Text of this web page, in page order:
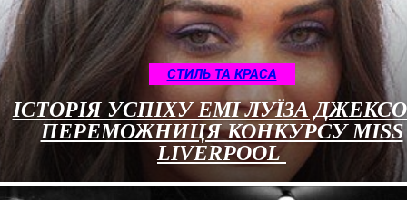
СТИЛЬ ТА КРАСА
ІСТОРІЯ УСПІХУ ЕМІ ЛУЇЗА
ПЕРЕМОЖНИЦЯ КОНКУРСУ MISS
LIVERPOOL